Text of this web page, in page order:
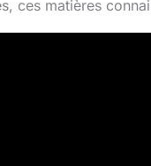
ces matières